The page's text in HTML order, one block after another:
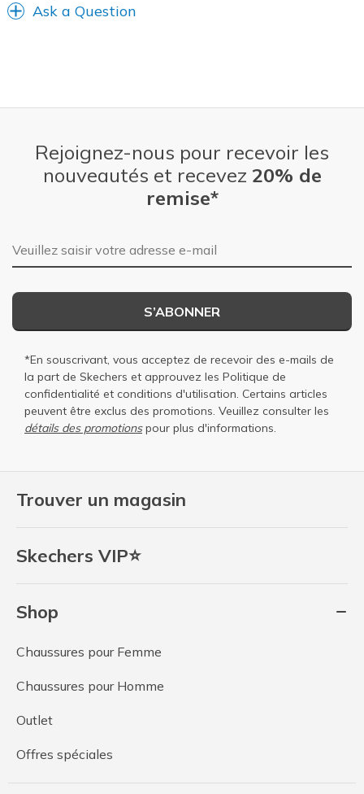
Ask a Question
Trouver un magasin
Skechers VIP⭐
Shop
Chaussures pour Femme
Chaussures pour Homme
Outlet
Offres spéciales
Rejoignez-nous pour recevoir les
nouveautés et recevez 20% de
remise*
Adresse e-mail
S’ABONNER
*En souscrivant, vous acceptez de recevoir des e-mails de
la part de Skechers et approuvez les Politique de
confidentialité et conditions d'utilisation . Certains articles
peuvent être exclus des promotions. Veuillez consulter les
détails des promotionspour plus d'informations.